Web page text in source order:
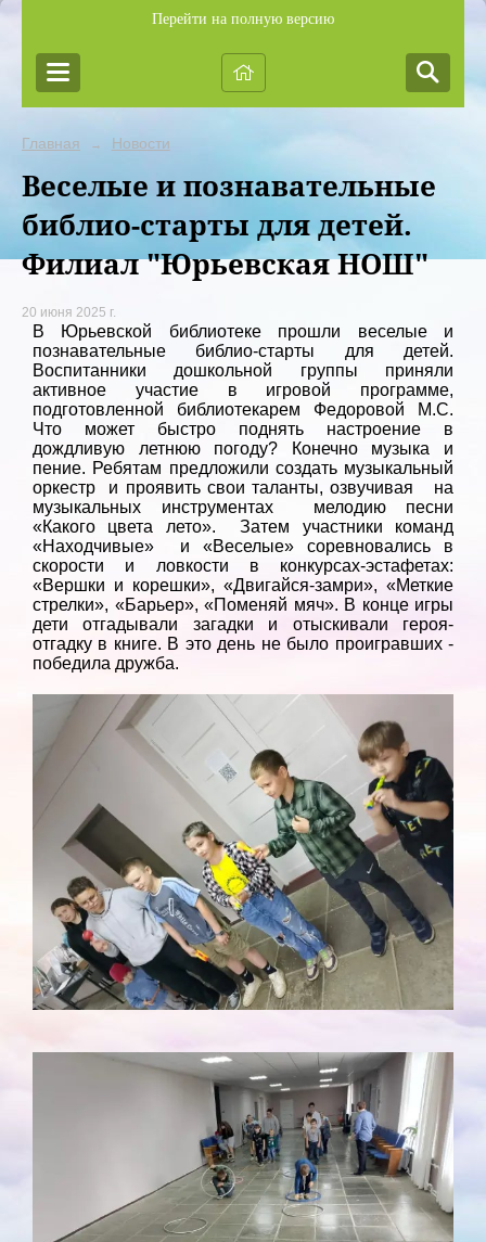
Перейти на полную версию
Главная → Новости
Веселые и познавательные
библио-старты для детей.
Филиал "Юрьевская НОШ"
20 июня 2025 г.
В Юрьевской библиотеке прошли веселые и
познавательные библио-старты для детей.
Воспитанники дошкольной группы приняли
активное участие в игровой программе,
подготовленной библиотекарем Федоровой М.С.
Что может быстро поднять настроение в
дождливую летнюю погоду? Конечно музыка и
пение. Ребятам предложили создать музыкальный
оркестр и проявить свои таланты, озвучивая на
музыкальных инструментах мелодию песни
«Какого цвета лето». Затем участники команд
«Находчивые» и «Веселые» соревновались в
скорости и ловкости в конкурсах-эстафетах:
«Вершки и корешки», «Двигайся-замри», «Меткие
стрелки», «Барьер», «Поменяй мяч». В конце игры
дети отгадывали загадки и отыскивали героя-
отгадку в книге. В это день не было проигравших -
победила дружба.